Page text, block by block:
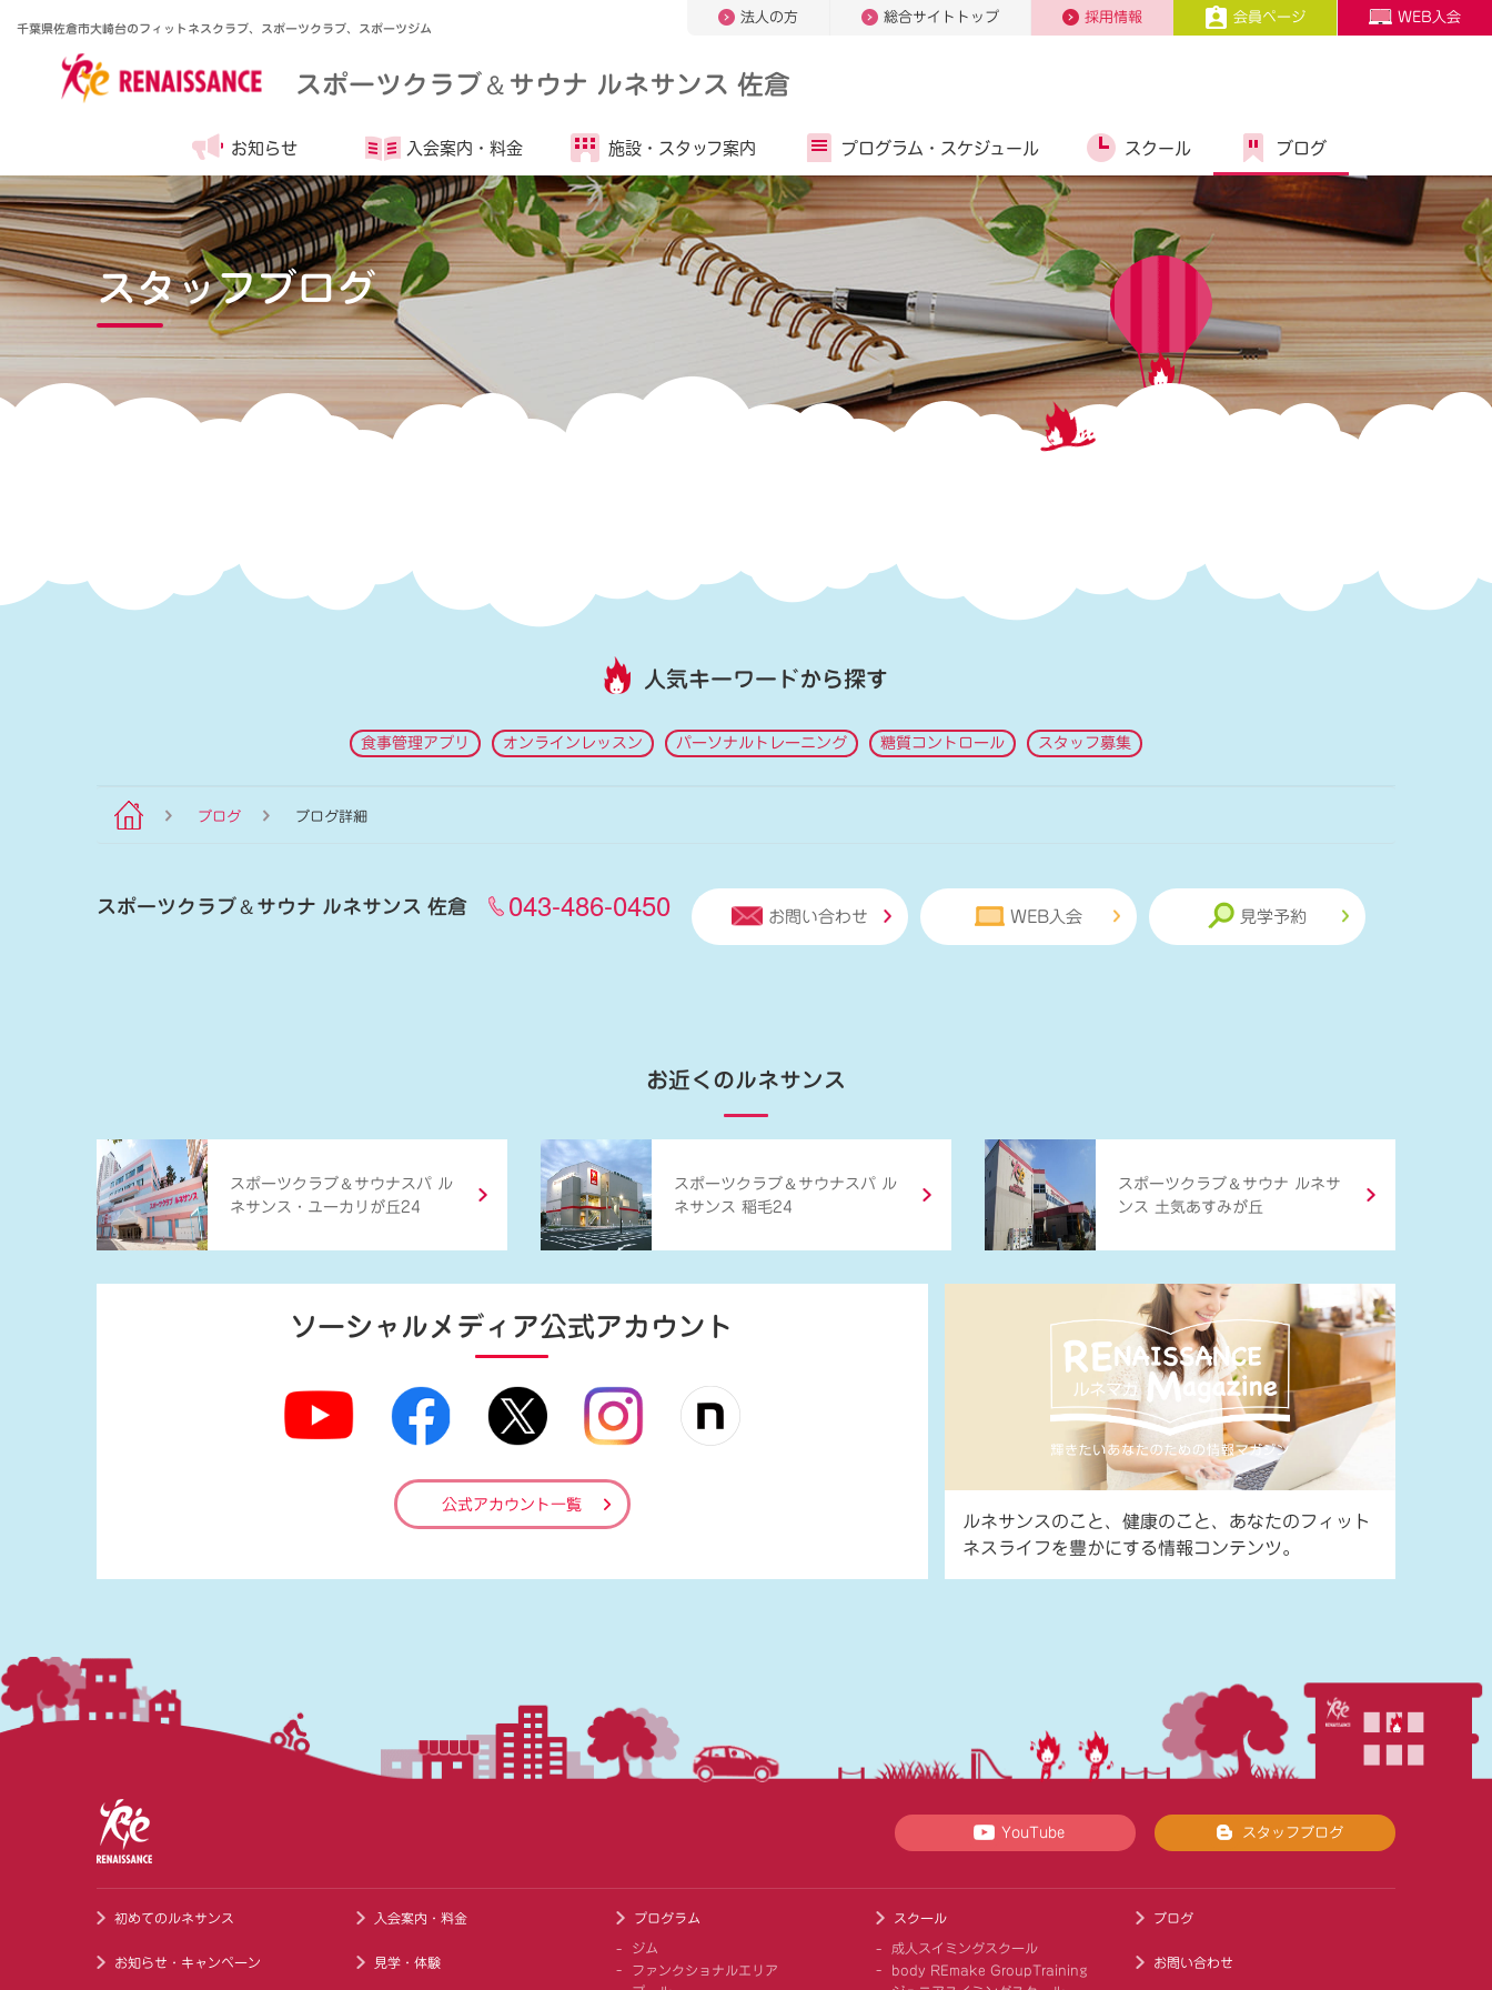
千葉県佐倉市大崎台のフィットネスクラブ、スポーツクラブ、スポーツジム
法人の方 総合サイトトップ 採用情報 会員ページ WEB入会
スポーツクラブ＆サウナ ルネサンス 佐倉
お知らせ 入会案内・ 料金 施設・ スタッフ案内 プログラム・ スケジュール スクール ブログ
スタッフブログ
人気キーワードから探す
食事管理アプリ オンラインレッスン パーソナルトレーニング 糖質コントロール スタッフ募集
ブログ ブログ詳細
スポーツクラブ＆サウナ ルネサンス 佐倉 043-486-0450 お問い合わせ WEB入会 見学予約
お近くのルネサンス
スポーツクラブ ＆ サウナスパ ル
ネサンス・ユーカリが丘24
スポーツクラブ ＆ サウナスパ ル
ネサンス 稲毛24
スポーツクラブ ＆ サウナ ルネサ
ンス 土気あすみが丘
ソーシャルメディア公式アカウント
公式アカウント一覧
ルネサンスのこと、健康のこと、あなたのフィット
ネスライフを豊かにする情報コンテンツ。
YouTube スタッフブログ
初めてのルネサンス
お知らせ・キャンペーン
入会案内・料金
見学・体験
プログラム
ジム
ファンクショナルエリア
スクール
成人スイミングスクール
body REmake GroupTraining
ブログ
お問い合わせ